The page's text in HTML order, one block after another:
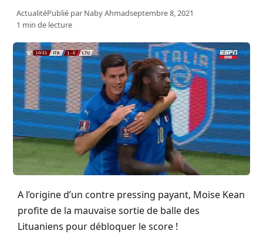
ActualitéPublié par Naby Ahmadseptembre 8, 2021
1 min de lecture
A l’origine d’un contre pressing payant, Moise Kean
profite de la mauvaise sortie de balle des
Lituaniens pour débloquer le score !